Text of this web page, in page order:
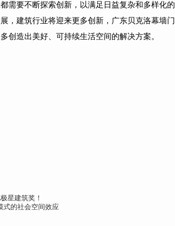
需要不断探索创新，以满足日益复杂和多样化的
，建筑行业将迎来更多创新， 广东贝克洛幕墙门
创造出美好、可持续生活空间的解决方案。
星建筑奖！
式的社会空间效应